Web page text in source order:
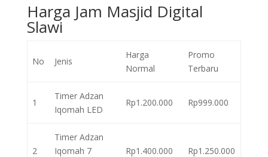
Harga Jam Masjid Digital
Slawi
No Jenis
Harga
Normal
Promo
Terbaru
1
Timer Adzan
Iqomah LED
Rp1.200.000 Rp999.000
2
Timer Adzan
Iqomah 7
Rp1.400.000 Rp1.250.000